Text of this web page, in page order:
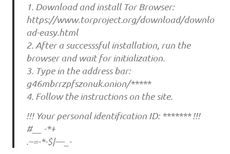
1. Download and install Tor Browser:
https://www.torproject.org/download/downlo
ad-easy.html
2. After a successsful installation, run the
browser and wait for initialization.
3. Type in the address bar:
g46mbrrzpfszonuk.onion/*****
4. Follow the instructions on the site.
!!! Your personal identification ID: ******* !!!
#__ -*+
.–=-*-$|—_-